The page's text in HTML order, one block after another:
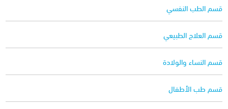
قسم الطب النفسي
قسم العلاج الطبيعي
قسم النساء والولادة
قسم طب الأطفال